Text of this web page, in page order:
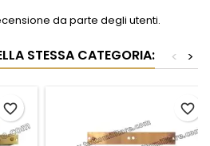
da parte degli utenti.
STESSA CATEGORIA: >
<
favorite_border favorite_border